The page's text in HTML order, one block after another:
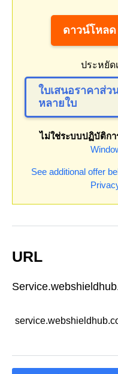
ดาวน์โหล
ประหยัด
ใบเสนอราคาส่
หลายใบ
ไม่ใช่ระบบปฏิบัติก
See additional offer
URL